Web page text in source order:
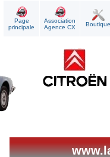
Page
principale
Association
Agence CX
Boutique